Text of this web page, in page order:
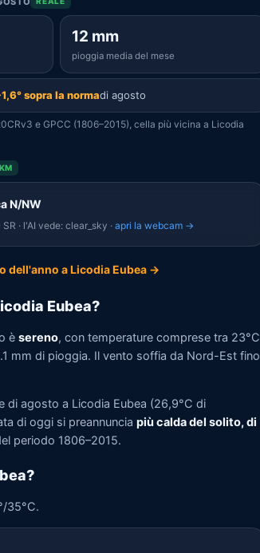
12 mm
pioggia media del mese
sopra la normadi agosto
e GPCC (1806–2015), cella più vicina a Licodia
N/NW
· l'AI vede: clear_sky · apri la webcam →
dell'anno a Licodia Eubea →
Eubea?
è sereno, con temperature comprese tra 23°C
mm di pioggia. Il vento soffia da Nord-Est fino
di agosto a Licodia Eubea (26,9°C di
di oggi si preannuncia più calda del solito, di
periodo 1806–2015.
35°C.